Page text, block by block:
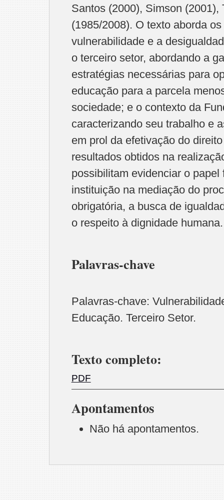
Santos (2000), Simson (2001),
(1985/2008). O texto aborda
vulnerabilidade e a
o terceiro setor, abordando a
estratégias necessárias para
educação para a parcela
sociedade; e o contexto da
caracterizando seu trabalho e
em prol da efetivação do
resultados obtidos na
possibilitam evidenciar o papel
instituição na mediação do
obrigatória, a busca de
o respeito à dignidade humana.
Palavras-chave
Palavras-chave:
Educação. Terceiro Setor.
Texto completo:
PDF
Apontamentos
Não há apontamentos.